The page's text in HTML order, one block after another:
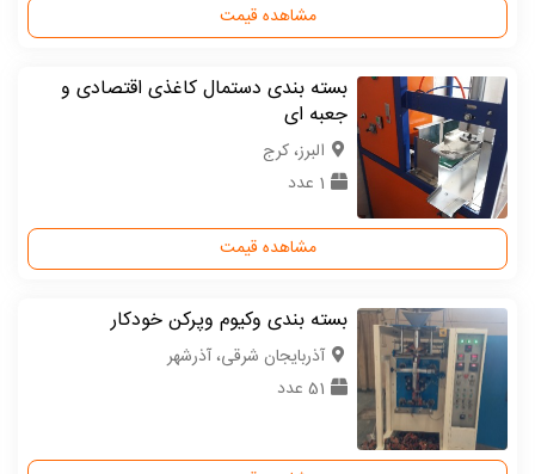
مشاهده قیمت
بسته بندی دستمال کاغذی اقتصادی و
جعبه ای
البرز، کرج
1 عدد
مشاهده قیمت
بسته بندی وکیوم وپرکن خودکار
آذربایجان شرقی، آذرشهر
51 عدد